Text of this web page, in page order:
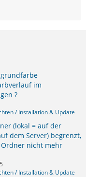
im
?
/ Installation & Update
(lokal = auf der
dem Server) begrenzt,
nicht mehr
/ Installation & Update